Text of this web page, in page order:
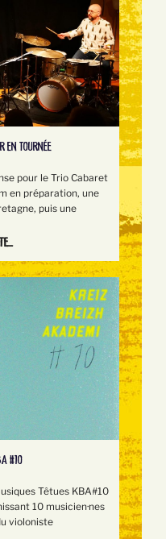
EN TOURNÉE
pour le Trio Cabaret
en préparation, une
puis une
#10
Têtues KBA#10
10 musicien·nes
violoniste